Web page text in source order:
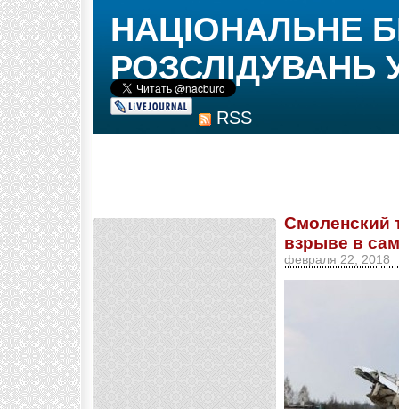
RSS
НАЦІОНАЛЬНЕ
РОЗСЛІДУВАНЬ
Смоленский
взрыве в
февраля 22, 2018